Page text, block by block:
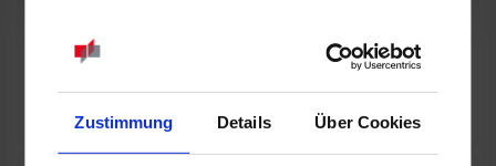
Zustimmung Details Über Cookies
Online INDIS-Infoveranstaltung für Studierende
Zum Event